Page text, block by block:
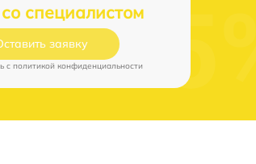
специалистом
заявку
c политикой конфиденциальности